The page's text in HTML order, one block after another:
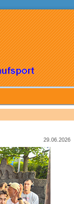
29.06.2026